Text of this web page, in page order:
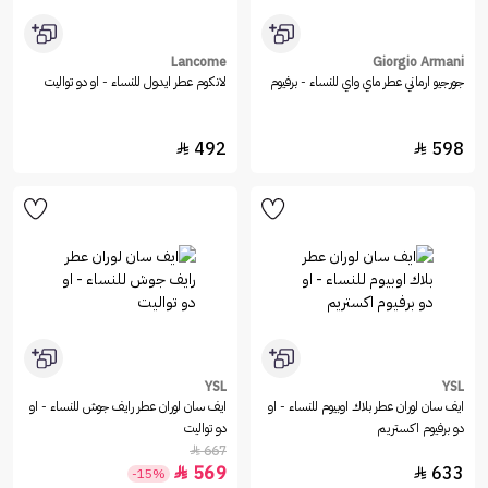
Giorgio Armani
جورجيو ارماني عطر ماي واي للنساء - برفيوم
598

Lancome
لانكوم عطر ايدول للنساء - او دو تواليت
492

YSL
ايف سان لوران عطر بلاك اوبيوم للنساء - او
دو برفيوم اكستريم
633

YSL
ايف سان لوران عطر رايف جوش للنساء - او
دو تواليت
667

569

-15%